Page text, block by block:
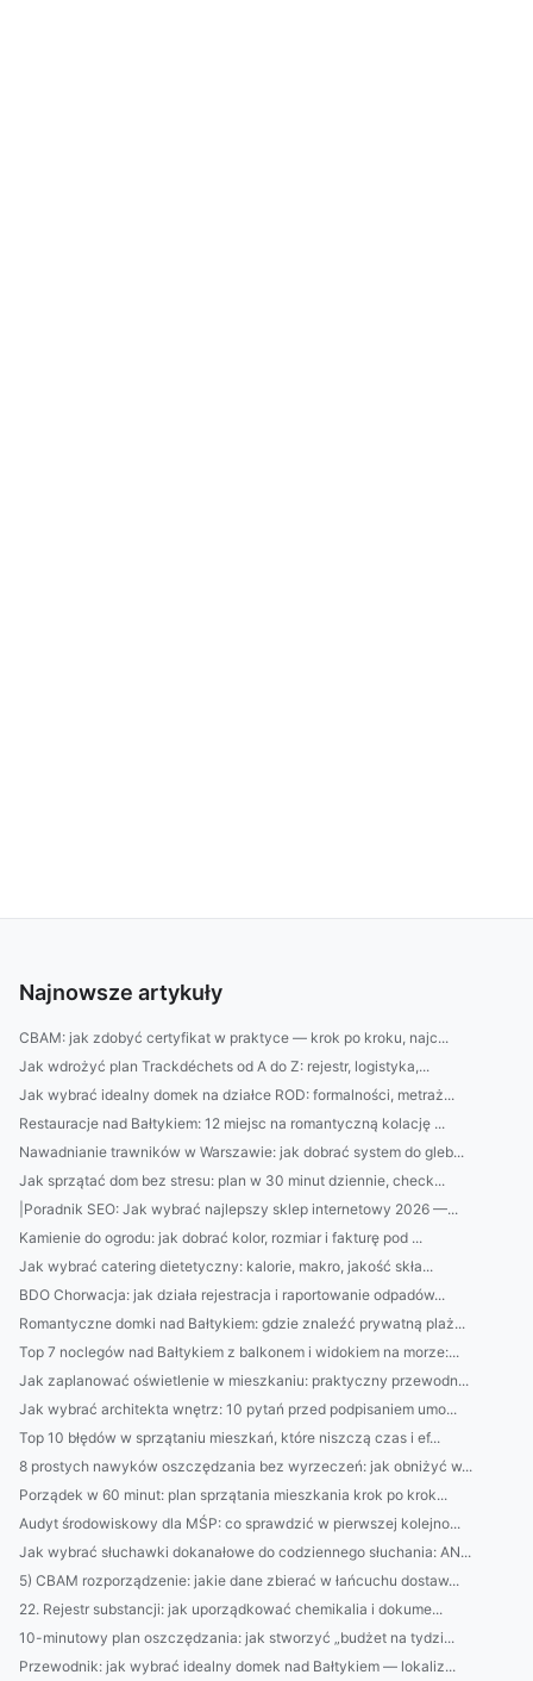
Najnowsze artykuły
CBAM: jak zdobyć certyfikat w praktyce — krok po kroku, najc...
Jak wdrożyć plan Trackdéchets od A do Z: rejestr, logistyka,...
Jak wybrać idealny domek na działce ROD: formalności, metraż...
Restauracje nad Bałtykiem: 12 miejsc na romantyczną kolację ...
Nawadnianie trawników w Warszawie: jak dobrać system do gleb...
Jak sprzątać dom bez stresu: plan w 30 minut dziennie, check...
|Poradnik SEO: Jak wybrać najlepszy sklep internetowy 2026 —...
Kamienie do ogrodu: jak dobrać kolor, rozmiar i fakturę pod ...
Jak wybrać catering dietetyczny: kalorie, makro, jakość skła...
BDO Chorwacja: jak działa rejestracja i raportowanie odpadów...
Romantyczne domki nad Bałtykiem: gdzie znaleźć prywatną plaż...
Top 7 noclegów nad Bałtykiem z balkonem i widokiem na morze:...
Jak zaplanować oświetlenie w mieszkaniu: praktyczny przewodn...
Jak wybrać architekta wnętrz: 10 pytań przed podpisaniem umo...
Top 10 błędów w sprzątaniu mieszkań, które niszczą czas i ef...
8 prostych nawyków oszczędzania bez wyrzeczeń: jak obniżyć w...
Porządek w 60 minut: plan sprzątania mieszkania krok po krok...
Audyt środowiskowy dla MŚP: co sprawdzić w pierwszej kolejno...
Jak wybrać słuchawki dokanałowe do codziennego słuchania: AN...
5) CBAM rozporządzenie: jakie dane zbierać w łańcuchu dostaw...
22. Rejestr substancji: jak uporządkować chemikalia i dokume...
10-minutowy plan oszczędzania: jak stworzyć „budżet na tydzi...
Przewodnik: jak wybrać idealny domek nad Bałtykiem — lokaliz...